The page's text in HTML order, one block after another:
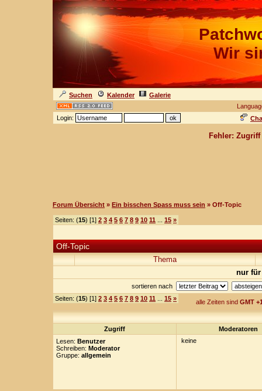
Wir
Suchen Kalender
Galerie
Login:
Fehler:
Forum Übersicht » Ein bisschen Spass muss sein » Off-Topic
Seiten: (15) [1] 2 3 4 5 6 7 8 9 10 11 15 »
Off-Topic
Thema
nur für
sortieren nach
Seiten: (15) [1] 2 3 4 5 6 7 8 9 10 11 15 » alle Zeiten sind GMT
Zugriff
Moderatoren
Lesen: Benutzer
Schreiben: Moderator
Gruppe: allgemein
keine